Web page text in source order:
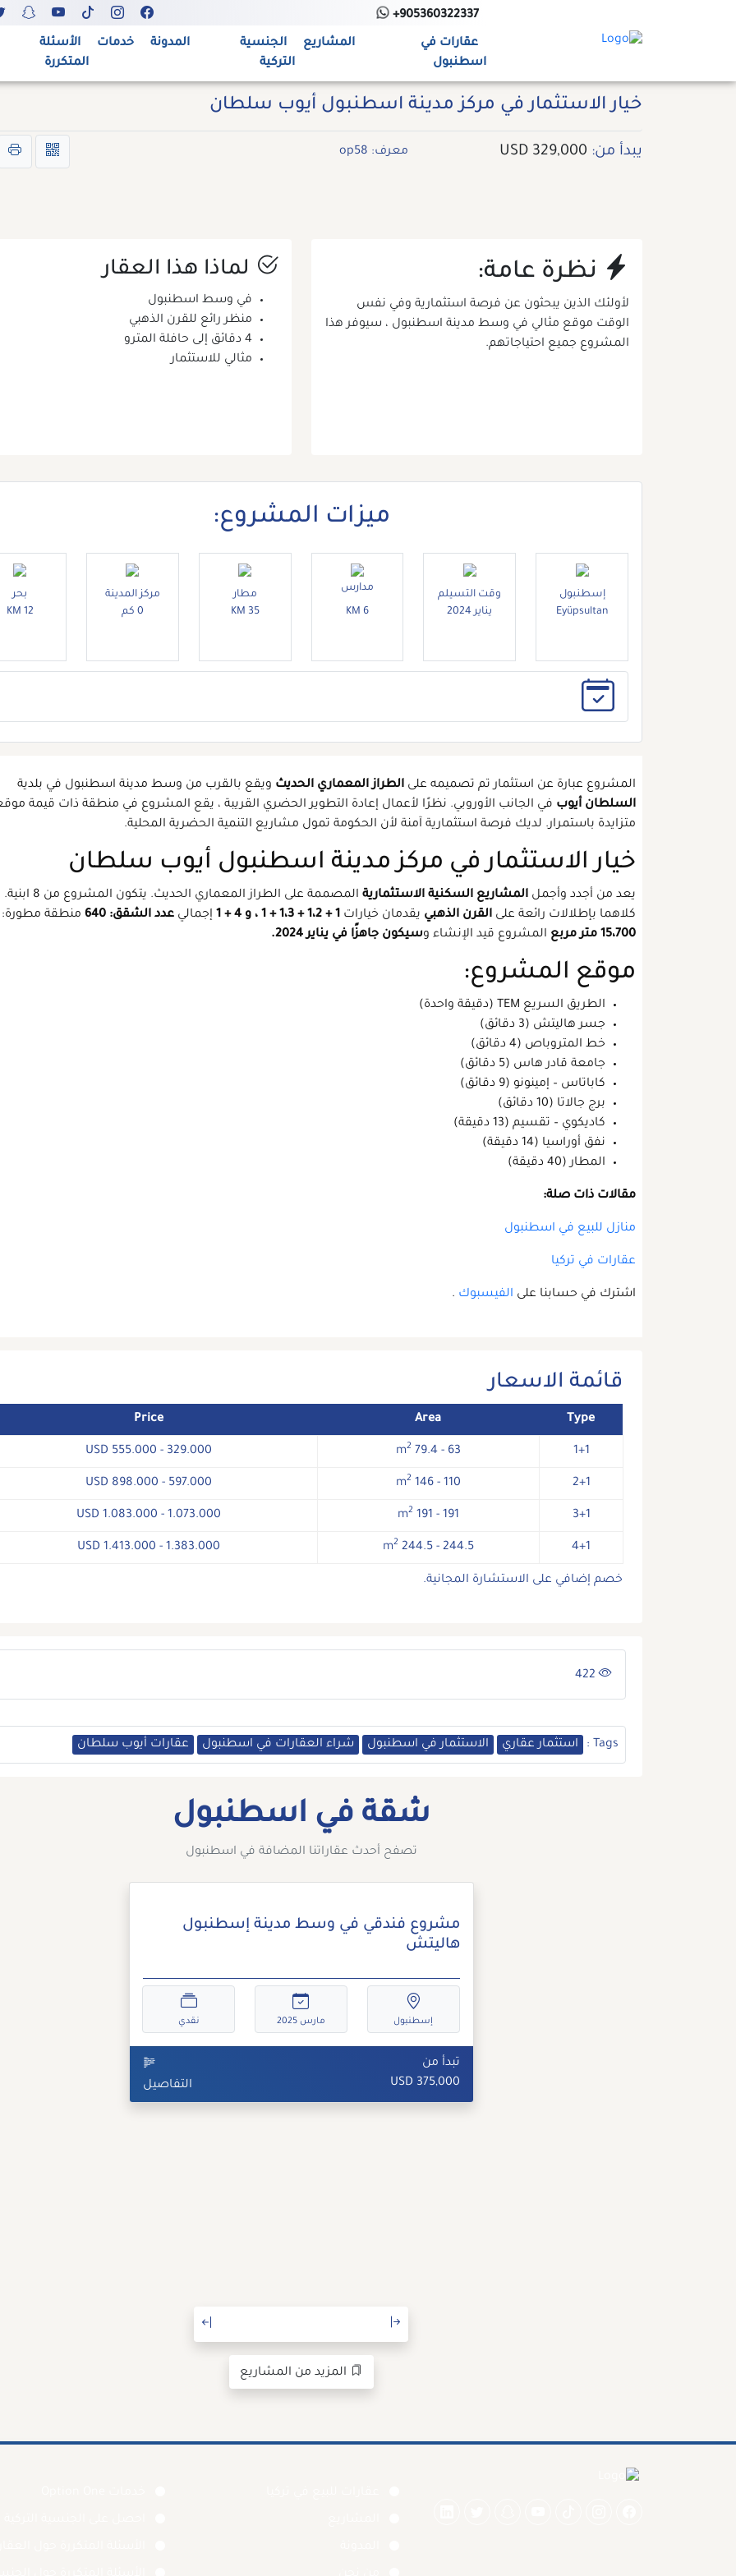
+905360322337
عقارات في
اسطنبول
المشاريع
الجنسية
التركية
المدونة خدمات
الأسئلة
المتكررة
خيار الاستثمار في مركز مدينة اسطنبول أيوب سلطان
يبدأ من: 329,000 USD معرف: op58
نظرة عامة:
لأولئك الذين يبحثون عن فرصة استثمارية وفي نفس
الوقت موقع مثالي في وسط مدينة اسطنبول ، سيوفر هذا
المشروع جميع احتياجاتهم.
لماذا هذا العقار
في وسط اسطنبول
منظر رائع للقرن الذهبي
4 دقائق إلى حافلة المترو
مثالي للاستثمار
ميزات المشروع:
إسطنبول
Eyüpsultan
وقت التسيلم
يناير 2024
مدارس
6 KM
مطار
35 KM
مركز المدينة
0 كم
بحر
12 KM
المشروع عبارة عن استثمار تم تصميمه على الطراز المعماري الحديث ويقع بالقرب من وسط مدينة اسطنبول في بلدية
السلطان أيوب في الجانب الأوروبي. نظرًا لأعمال إعادة التطوير الحضري القريبة ، يقع المشروع في منطقة ذات قيمة
متزايدة باستمرار. لديك فرصة استثمارية آمنة لأن الحكومة تمول مشاريع التنمية الحضرية المحلية.
خيار الاستثمار في مركز مدينة اسطنبول أيوب سلطان
يعد من أجدد وأجمل المشاريع السكنية الاستثمارية
المصممة على الطراز المعماري الحديث. يتكون المشروع من 8 ابنية.
كلاهما بإطلالات رائعة على القرن الذهبي يقدمان خيارات 1 + 1،2 + 1،3 + 1 ، و 4 + 1 إجمالي عدد الشقق: 640
منطقة مطورة:
15،700 متر مربع
المشروع قيد الإنشاء وسيكون جاهزًا في يناير 2024.
موقع المشروع:
الطريق السريع TEM (دقيقة واحدة)
جسر هاليتش (3 دقائق)
خط المتروباص (4 دقائق)
جامعة قادر هاس (5 دقائق)
كاباتاس – إمينونو (9 دقائق)
برج جالاتا (10 دقائق)
كاديكوي – تقسيم (13 دقيقة)
نفق أوراسيا (14 دقيقة)
المطار (40 دقيقة)
مقالات ذات صلة:
منازل للبيع في اسطنبول
عقارات في تركيا
اشترك في حسابنا على الفيسبوك .
قائمة الاسعار
Type
Area
Price
1+1
63 - 79.4 m
2
329.000 - 555.000 USD
2+1
110 - 146 m
2
597.000 - 898.000 USD
3+1
191 - 191 m
2
1.073.000 - 1.083.000 USD
4+1
244.5 - 244.5 m
2
1.383.000 - 1.413.000 USD
خصم إضافي على الاستشارة المجانية.
422
Tags : استثمار عقاري الاستثمار في اسطنبول شراء العقارات في اسطنبول عقارات أيوب سلطان
شقة في اسطنبول
تصفح أحدث عقاراتنا المضافة في اسطنبول
مشروع فندقي في وسط مدينة إسطنبول
هاليتش
إسطنبول مارس 2025 نقدي
تبدأ من
375,000 USD
التفاصيل
المزيد من المشاريع